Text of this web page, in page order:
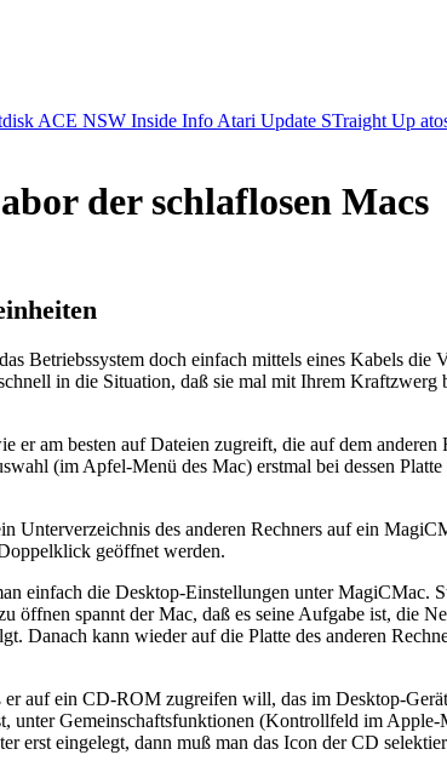
ACE NSW Inside Info Atari Update STraight Up
der schlaflosen Macs
Betriebssystem doch einfach mittels eines Kabels
in die Situation, daß sie mal mit Ihrem
am besten auf Dateien zugreift, die auf dem
(im Apfel-Menü des Mac) erstmal bei dessen
Unterverzeichnis des anderen Rechners auf ein
geöffnet werden.
einfach die Desktop-Einstellungen unter MagiCMac.
öffnen spannt der Mac, daß es seine Aufgabe ist, die
Danach kann wieder auf die Platte des anderen
auf ein CD-ROM zugreifen will, das im Desktop-
Gemeinschaftsfunktionen (Kontrollfeld im
erst eingelegt, dann muß man das Icon der CD